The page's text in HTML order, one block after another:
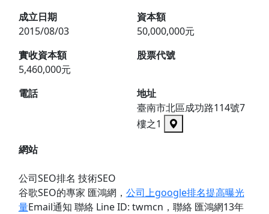
成立日期
2015/08/03
資本額
50,000,000元
實收資本額
5,460,000元
股票代號
電話
地址
臺南市北區成功路114號7
樓之1
網站
公司SEO排名 技術SEO
谷歌SEO的專家 匯鴻網 ， 公司上google排名提高曝光
量Email通知 聯絡 Line ID: twmcn ，聯絡 匯鴻網13年